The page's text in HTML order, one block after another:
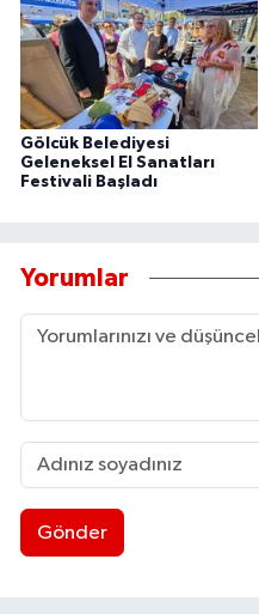
Gölcük Belediyesi
Geleneksel El Sanatları
Festivali Başladı
Yorumlar
Gönder